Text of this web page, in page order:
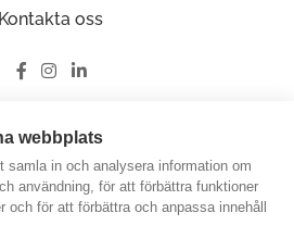
Kontakta oss
recension på Google
webbplats
samla in och analysera information om
användning, för att förbättra funktioner
och för att förbättra och anpassa innehåll